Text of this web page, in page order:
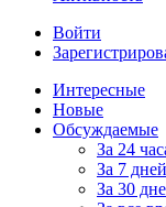
Войти
Интересные
Новые
Обсуждаемые
За 24
За 7 дней
За 30